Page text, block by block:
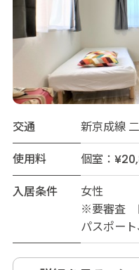
交通
新京成線
使用料
個室：
入居条件
女性
※要審査
パスポー